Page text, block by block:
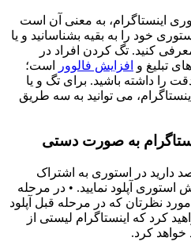
اینستاگرام، به معنی آن است
خود را به بقیه بشناسانید و یا
کنید. تگ کردن افراد در
تبلیغ و افزایش فالوور
است؛
را داشته باشید. برای تگ و یا
می توانید به سه طریق
دارید در استوری به اشتراک
استوری آپلود نمایید. • در مرحله
نظرتان که در مرحله قبل آپلود
کرد که اینستاگرام لیستی از
خواهد کرد.